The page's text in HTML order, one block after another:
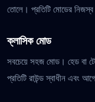
তোলে। প্রতিটি মোডের
ক্লাসিক মোড
সবচেয়ে সহজ মোড। হেড বা
প্রতিটি রাউন্ড স্বাধীন এবং